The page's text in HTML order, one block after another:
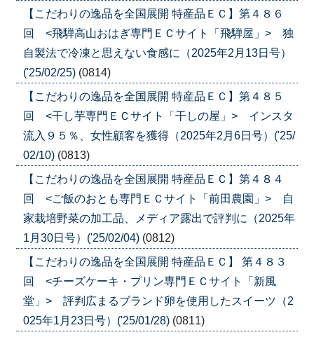
【こだわりの逸品を全国展開 特産品ＥＣ】第４８６
回 <飛騨高山おはぎ専門ＥＣサイト「飛騨屋」> 独
自製法で冷凍と思えない食感に（2025年2月13日号）
('25/02/25) (0814)
【こだわりの逸品を全国展開 特産品ＥＣ】第４８５
回 <干し芋専門ＥＣサイト「干しの屋」> インスタ
流入９５％、女性顧客を獲得（2025年2月6日号）('25/
02/10) (0813)
【こだわりの逸品を全国展開 特産品ＥＣ】第４８４
回 <ご飯のおとも専門ＥＣサイト「前田農園」> 自
家栽培野菜の加工品、メディア露出で評判に（2025年
1月30日号）('25/02/04) (0812)
【こだわりの逸品を全国展開 特産品ＥＣ】 第４８３
回 <チーズケーキ・プリン専門ＥＣサイト「新風
堂」> 評判広まるブランド卵を使用したスイーツ（2
025年1月23日号）('25/01/28) (0811)